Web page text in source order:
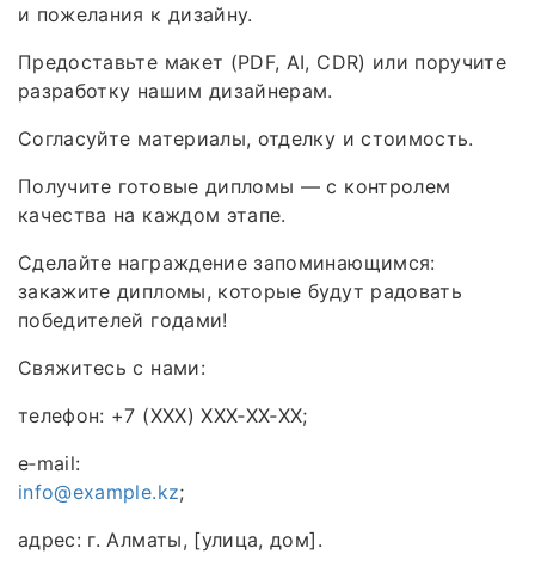
и пожелания к дизайну.
Предоставьте макет (PDF, AI, CDR) или поручите
разработку нашим дизайнерам.
Согласуйте материалы, отделку и стоимость.
Получите готовые дипломы — с контролем
качества на каждом этапе.
Сделайте награждение запоминающимся:
закажите дипломы, которые будут радовать
победителей годами!
Свяжитесь с нами:
телефон: +7 (XXX) XXX‑XX‑XX;
e‑mail:
info@example.kz;
адрес: г. Алматы, [улица, дом].